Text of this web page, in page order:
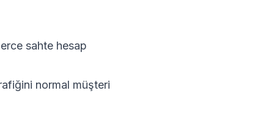
sahte hesap
normal müşteri